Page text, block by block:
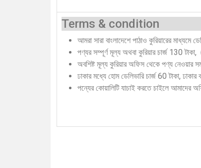
Terms & condition
আমরা সারা বাংলাদেশে পাঠাও কুরিয়ারের মাধ্যমে
পণ্যর সম্পূর্ণ মূল্য অথবা কুরিয়ার চার্জ 130
অবশিষ্ট মূল্য কুরিয়ার অফিস থেকে পণ্য নেওয়ার
ঢাকার মধ্যে হোম ডেলিভারি চার্জ 60 টাকা,
পন্যের কোয়ালিটি যাচাই করতে চাইলে আমাদের